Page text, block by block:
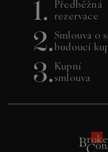
1.
Předběžná
rezervace
2. Smlouva o
budoucí
3. Kupní
smlouva